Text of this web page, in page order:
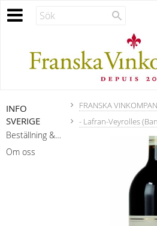
FRANSKA
- Lafran-Veyrolles
INFO
SVERIGE
Beställning & leverans
Om oss